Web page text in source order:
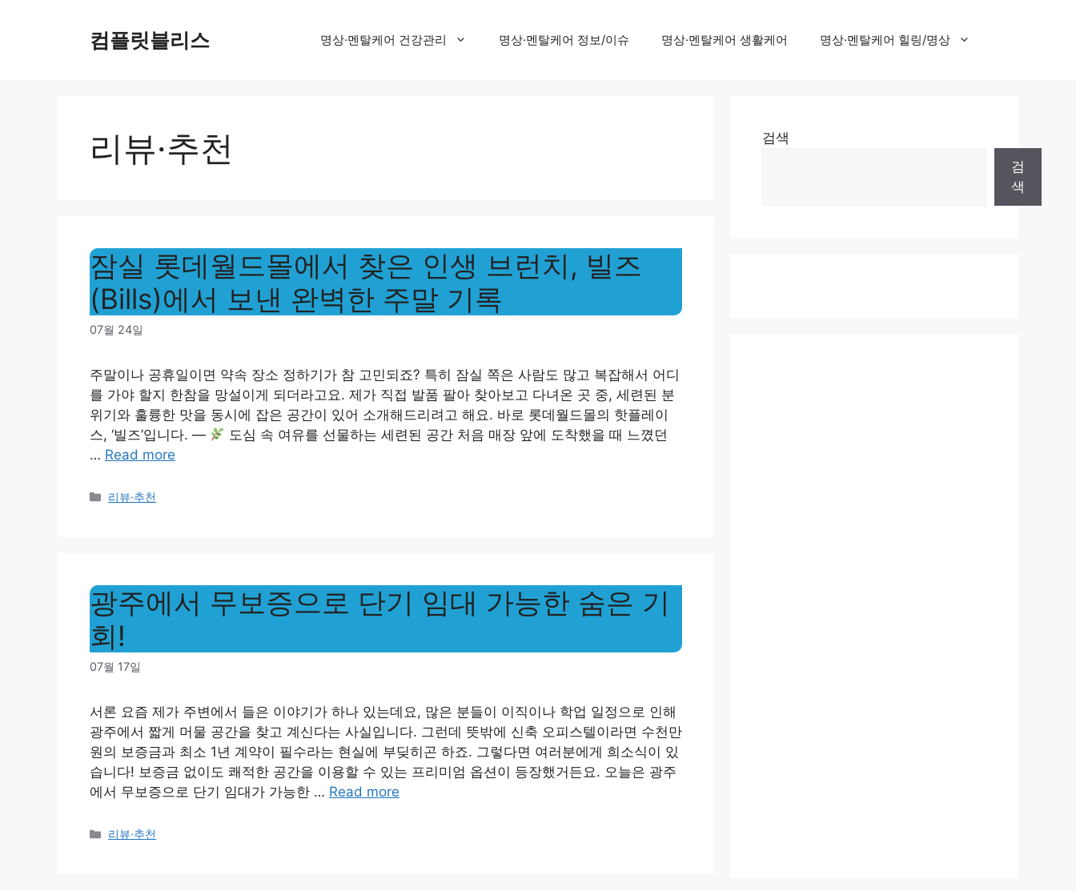
컴플릿블리스 명상·멘탈케어 건강관리 명상·멘탈케어 정보/이슈 명상·멘탈케어 생활케어 명상·멘탈케어 힐링/명상
리뷰·추천
잠실 롯데월드몰에서 찾은 인생 브런치, 빌즈
(Bills)에서 보낸 완벽한 주말 기록
07월 24일
주말이나 공휴일이면 약속 장소 정하기가 참 고민되죠? 특히 잠실 쪽은 사람도 많고 복잡해서 어디
를 가야 할지 한참을 망설이게 되더라고요. 제가 직접 발품 팔아 찾아보고 다녀온 곳 중, 세련된 분
위기와 훌륭한 맛을 동시에 잡은 공간이 있어 소개해드리려고 해요. 바로 롯데월드몰의 핫플레이
스, ‘빌즈’입니다. —
도심 속 여유를 선물하는 세련된 공간 처음 매장 앞에 도착했을 때 느꼈던
… Read more
Categories
리뷰·추천
광주에서 무보증으로 단기 임대 가능한 숨은 기
회!
07월 17일
서론 요즘 제가 주변에서 들은 이야기가 하나 있는데요, 많은 분들이 이직이나 학업 일정으로 인해
광주에서 짧게 머물 공간을 찾고 계신다는 사실입니다. 그런데 뜻밖에 신축 오피스텔이라면 수천만
원의 보증금과 최소 1년 계약이 필수라는 현실에 부딪히곤 하죠. 그렇다면 여러분에게 희소식이 있
습니다! 보증금 없이도 쾌적한 공간을 이용할 수 있는 프리미엄 옵션이 등장했거든요. 오늘은 광주
에서 무보증으로 단기 임대가 가능한 … Read more
Categories
리뷰·추천
검색
검
색